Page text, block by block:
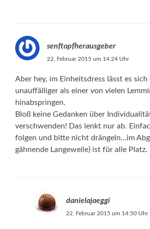
senftopfherausgeber
22. Februar 2015 um 14:24 Uhr
Aber hey, im Einheitsdress lässt es sich
unauffälliger als einer von vielen
hinabspringen.
Bloß keine Gedanken über
verschwenden! Das lenkt nur ab.
folgen und bitte nicht drängeln…im
gähnende Langeweile) ist für alle Platz.
danielajaeggi
22. Februar 2015 um 14:50 Uhr